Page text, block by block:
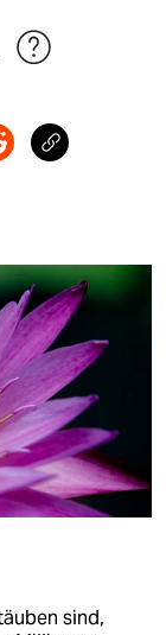
sind,